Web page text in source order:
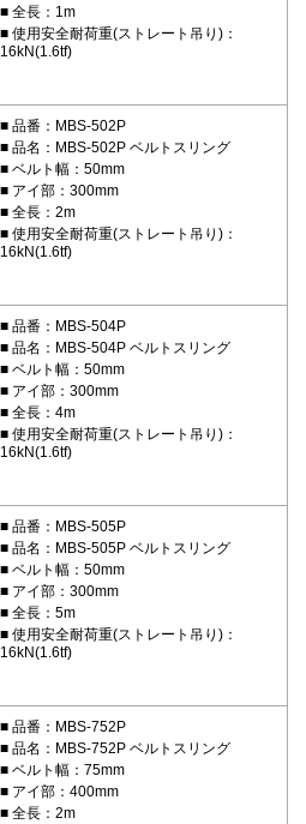
全長：1m
使用安全耐荷重(ストレート吊り)：
16kN(1.6tf)
品番：MBS-502P
品名：MBS-502P ベルトスリング
ベルト幅：50mm
アイ部：300mm
全長：2m
使用安全耐荷重(ストレート吊り)：
16kN(1.6tf)
品番：MBS-504P
品名：MBS-504P ベルトスリング
ベルト幅：50mm
アイ部：300mm
全長：4m
使用安全耐荷重(ストレート吊り)：
16kN(1.6tf)
品番：MBS-505P
品名：MBS-505P ベルトスリング
ベルト幅：50mm
アイ部：300mm
全長：5m
使用安全耐荷重(ストレート吊り)：
16kN(1.6tf)
品番：MBS-752P
品名：MBS-752P ベルトスリング
ベルト幅：75mm
アイ部：400mm
全長：2m